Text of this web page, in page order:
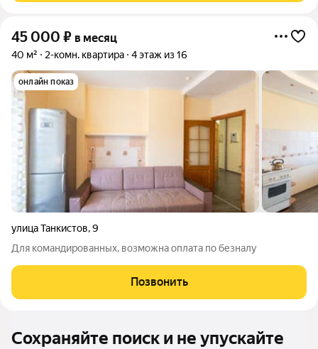
45 000 ₽ в месяц
40 м² 2-комн. квартира 4 этаж из 16
онлайн показ
улица Танкистов,9
Для командированных, возможна оплата по безналу
Позвонить
Сохраняйте поиск и не упускайте